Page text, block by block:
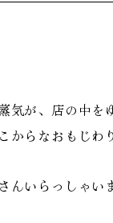
気が、店の中を
からなおもじわ
んいらっしゃい